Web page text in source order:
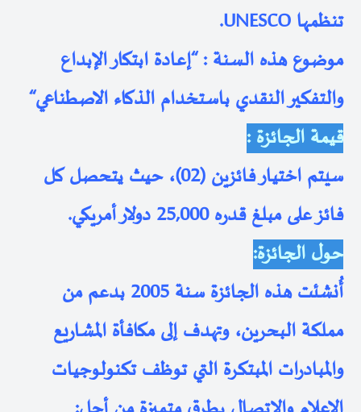
تنظمهاUNESCO
.
موضوع هذه السنة:
“إعادة ابتكار الإبداع
والتفكير النقدي باستخدام الذكاء الاصطناعي“
قيمة الجائزة :
سيتم اختيار فائزين(02)
، حيث يتحصل كل
فائز على مبلغ قدره25,000 دولار أمريكي
.
حول الجائزة:
أُنشئت هذه الجائزة سنة 2005 بدعم من
مملكة البحرين، وتهدف إلى مكافأة المشاريع
والمبادرات المبتكرة التي توظف تكنولوجيات